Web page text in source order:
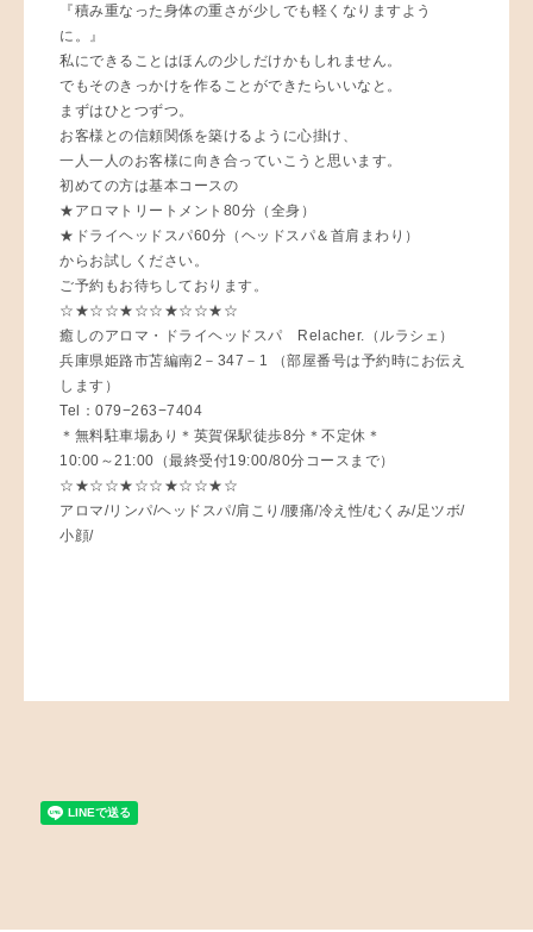
『積み重なった身体の重さが少しでも軽くなりますよう
に。』
私にできることはほんの少しだけかもしれません。
でもそのきっかけを作ることができたらいいなと。
まずはひとつずつ。
お客様との信頼関係を築けるように心掛け、
一人一人のお客様に向き合っていこうと思います。
初めての方は基本コースの
★アロマトリートメント80分（全身）
★ドライヘッドスパ60分（ヘッドスパ＆首肩まわり）
からお試しください。
ご予約もお待ちしております。
☆★☆☆★☆☆★☆☆★☆
癒しのアロマ・ドライヘッドスパ Relacher.（ルラシェ）
兵庫県姫路市苫編南2－347－1 （部屋番号は予約時にお伝え
します）
Tel：079−263−7404
＊無料駐車場あり＊英賀保駅徒歩8分＊不定休＊
10:00～21:00（最終受付19:00/80分コースまで）
☆★☆☆★☆☆★☆☆★☆
アロマ/リンパ/ヘッドスパ/肩こり/腰痛/冷え性/むくみ/足ツボ/
小顔/